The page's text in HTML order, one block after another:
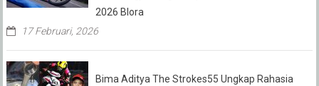
2026 Blora
17 Februari, 2026
Bima Aditya The Strokes55 Ungkap Rahasia